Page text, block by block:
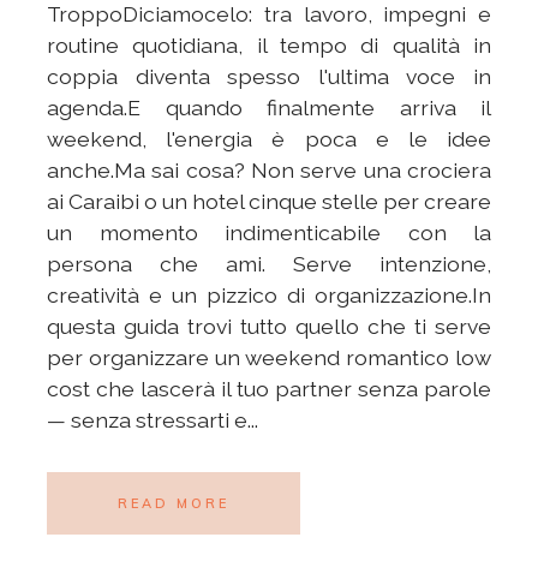
TroppoDiciamocelo: tra lavoro, impegni e
routine quotidiana, il tempo di qualità in
coppia diventa spesso l'ultima voce in
agenda.E quando finalmente arriva il
weekend, l'energia è poca e le idee
anche.Ma sai cosa? Non serve una crociera
ai Caraibi o un hotel cinque stelle per creare
un momento indimenticabile con la
persona che ami. Serve intenzione,
creatività e un pizzico di organizzazione.In
questa guida trovi tutto quello che ti serve
per organizzare un weekend romantico low
cost che lascerà il tuo partner senza parole
— senza stressarti e...
READ MORE